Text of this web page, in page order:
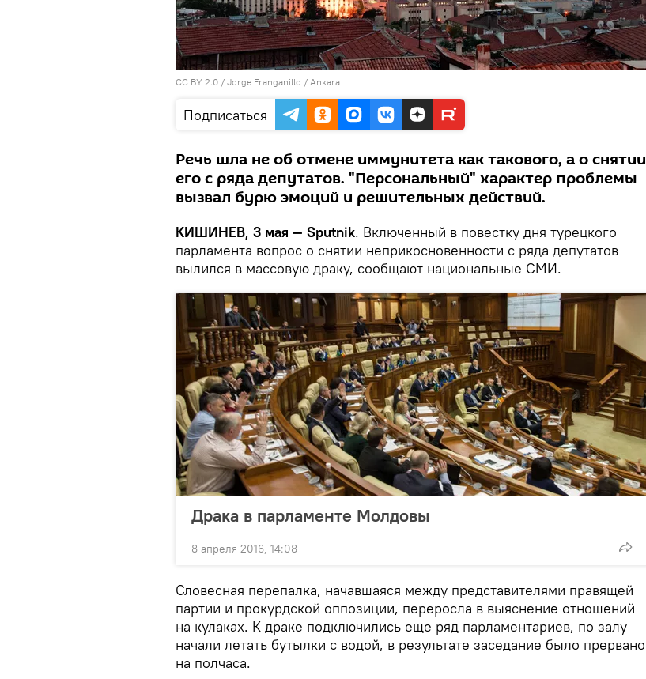
CC BY 2.0 / Jorge Franganillo / Ankara
Подписаться
Речь шла не об отмене иммунитета как такового, а о снятии
его с ряда депутатов. "Персональный" характер проблемы
вызвал бурю эмоций и решительных действий.
КИШИНЕВ, 3 мая — Sputnik. Включенный в повестку дня турецкого
парламента вопрос о снятии неприкосновенности с ряда депутатов
вылился в массовую драку, сообщают национальные СМИ.
Драка в парламенте Молдовы
8 апреля 2016, 14:08
Словесная перепалка, начавшаяся между представителями правящей
партии и прокурдской оппозиции, переросла в выяснение отношений
на кулаках. К драке подключились еще ряд парламентариев, по залу
начали летать бутылки с водой, в результате заседание было прервано
на полчаса.